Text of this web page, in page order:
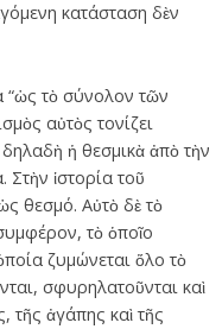
κατάσταση δὲν
“ὡς τὸ σύνολον τῶν
αὐτὸς τονίζει
ἡ θεσμικὰ ἀπὸ τὴν
Στὴν ἱστορία τοῦ
θεσμό. Αὐτὸ δὲ τὸ
τὸ ὁποῖο
ζυμώνεται ὅλο τὸ
σφυρηλατοῦνται καὶ
τῆς ἀγάπης καὶ τῆς